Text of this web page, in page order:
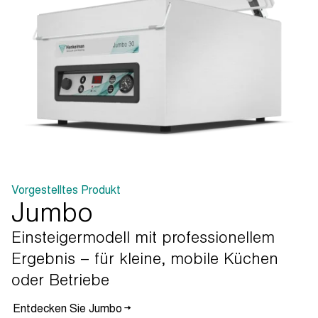
Vorgestelltes Produkt
Jumbo
Einsteigermodell mit professionellem
Ergebnis – für kleine, mobile Küchen
oder Betriebe
Entdecken Sie Jumbo